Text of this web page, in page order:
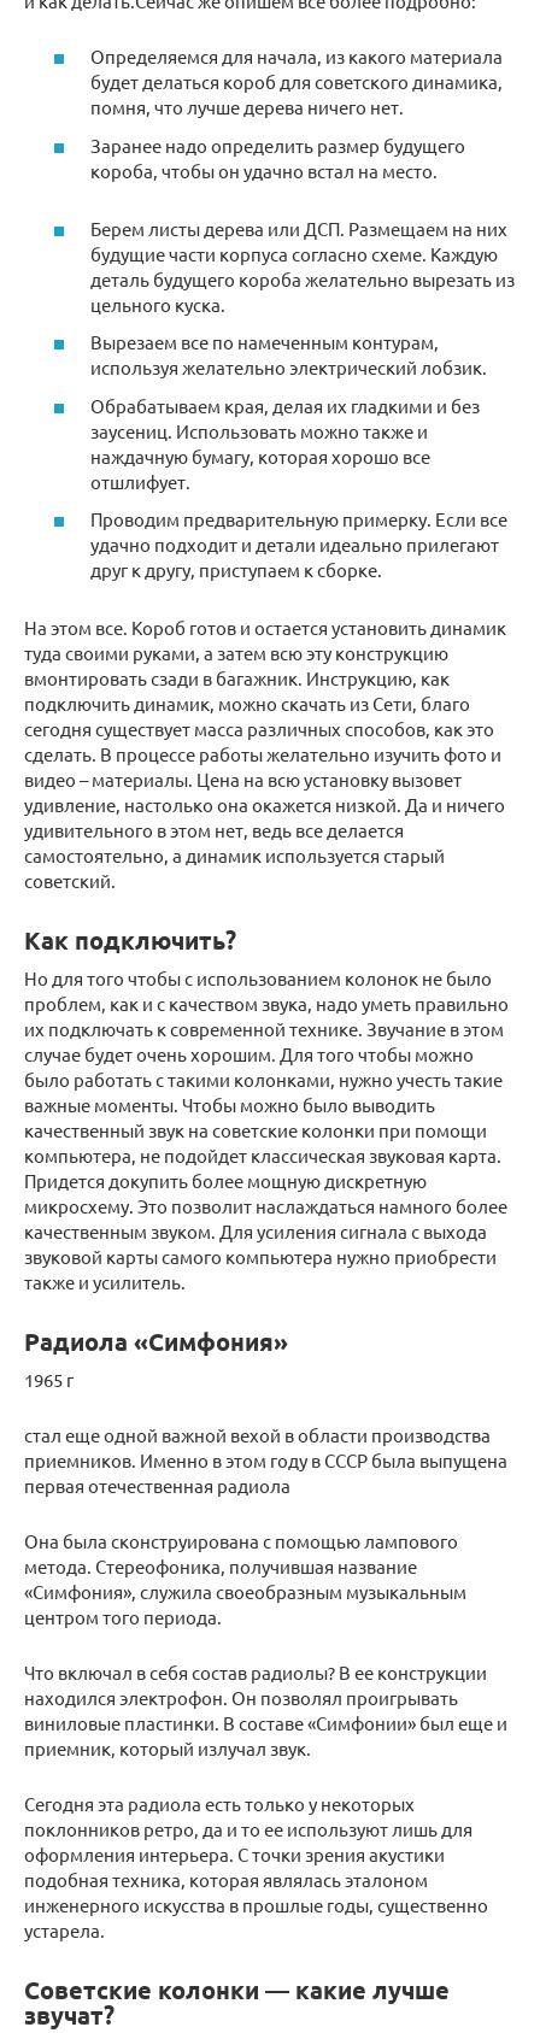
Определяемся для начала, из какого материала
будет делаться короб для советского динамика,
помня, что лучше дерева ничего нет.
Заранее надо определить размер будущего
короба, чтобы он удачно встал на место.
Берем листы дерева или ДСП. Размещаем на них
будущие части корпуса согласно схеме. Каждую
деталь будущего короба желательно вырезать из
цельного куска.
Вырезаем все по намеченным контурам,
используя желательно электрический лобзик.
Обрабатываем края, делая их гладкими и без
заусениц. Использовать можно также и
наждачную бумагу, которая хорошо все
отшлифует.
Проводим предварительную примерку. Если все
удачно подходит и детали идеально прилегают
друг к другу, приступаем к сборке.
На этом все. Короб готов и остается установить динамик
туда своими руками, а затем всю эту конструкцию
вмонтировать сзади в багажник. Инструкцию, как
подключить динамик, можно скачать из Сети, благо
сегодня существует масса различных способов, как это
сделать. В процессе работы желательно изучить фото и
видео – материалы. Цена на всю установку вызовет
удивление, настолько она окажется низкой. Да и ничего
удивительного в этом нет, ведь все делается
самостоятельно, а динамик используется старый
советский.
Как подключить?
Но для того чтобы с использованием колонок не было
проблем, как и с качеством звука, надо уметь правильно
их подключать к современной технике. Звучание в этом
случае будет очень хорошим. Для того чтобы можно
было работать с такими колонками, нужно учесть такие
важные моменты. Чтобы можно было выводить
качественный звук на советские колонки при помощи
компьютера, не подойдет классическая звуковая карта.
Придется докупить более мощную дискретную
микросхему. Это позволит наслаждаться намного более
качественным звуком. Для усиления сигнала с выхода
звуковой карты самого компьютера нужно приобрести
также и усилитель.
Радиола «Симфония»
1965 г
стал еще одной важной вехой в области производства
приемников. Именно в этом году в СССР была выпущена
первая отечественная радиола
Она была сконструирована с помощью лампового
метода. Стереофоника, получившая название
«Симфония», служила своеобразным музыкальным
центром того периода.
Что включал в себя состав радиолы? В ее конструкции
находился электрофон. Он позволял проигрывать
виниловые пластинки. В составе «Симфонии» был еще и
приемник, который излучал звук.
Сегодня эта радиола есть только у некоторых
поклонников ретро, да и то ее используют лишь для
оформления интерьера. С точки зрения акустики
подобная техника, которая являлась эталоном
инженерного искусства в прошлые годы, существенно
устарела.
Советские колонки — какие лучше
звучат?